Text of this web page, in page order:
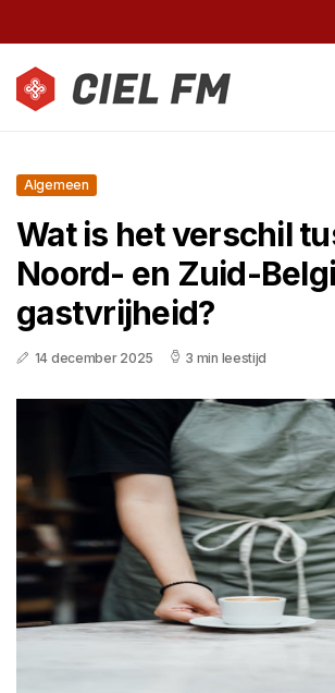
Algemeen
Wat is het verschil
Noord- en Zuid-
gastvrijheid?
14 december 2025 3 min leestijd